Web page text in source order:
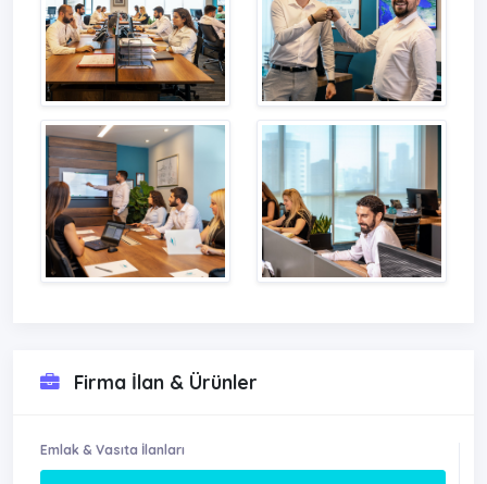
Firma İlan & Ürünler
Emlak & Vasıta İlanları